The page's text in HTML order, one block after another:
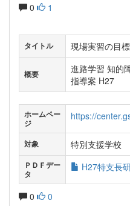
0 1
タイトル 現場実習の目
概要
進路学習 知的
指導案 H27
ホームペー
ジ
https://
対象 特別支援学校
ＰＤＦデー
タ
H27特支長
0 0